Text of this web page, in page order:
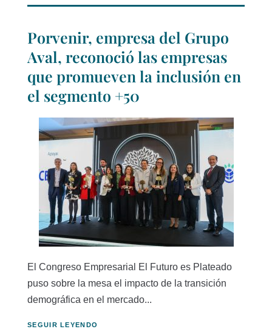
Porvenir, empresa del Grupo
Aval, reconoció las empresas
que promueven la inclusión en
el segmento +50
El Congreso Empresarial El Futuro es Plateado
puso sobre la mesa el impacto de la transición
demográfica en el mercado...
SEGUIR LEYENDO